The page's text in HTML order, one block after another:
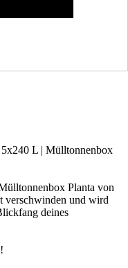
L | Mülltonnenbox
Planta von
verschwinden und wird
deines